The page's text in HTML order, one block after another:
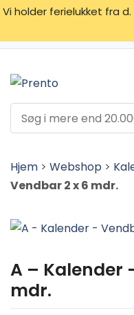
Vi holder ferielukket fra
Hjem > Webshop >
Vendbar 2 x 6 mdr.
A – Kalender
mdr.